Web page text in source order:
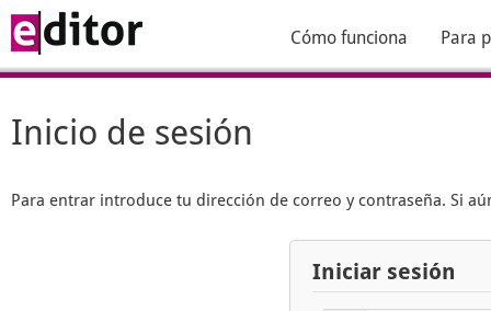
Cómo funciona Para
Inicio de sesión
Para entrar introduce tu dirección de correo y contraseña. Si
Iniciar sesión